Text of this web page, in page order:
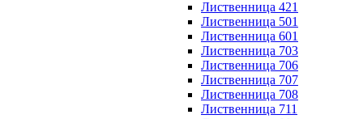
Лиственница 421
Лиственница 501
Лиственница 601
Лиственница 703
Лиственница 706
Лиственница 707
Лиственница 708
Лиственница 711